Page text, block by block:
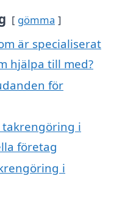
gömma
är specialiserat
hjälpa till med?
för
i
företag
i